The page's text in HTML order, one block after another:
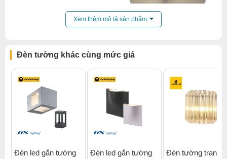
– Định nghĩa: IP là tiêu chuẩn công bố bởi IETC
(International Electro Technical Commision – Ủy ban Kỹ
thuật điện tử Quốc tế). IP là viết tắt cho Ingress
Protection.
+ IP6x – Chống bụi. Chống lại hoàn toàn sự xâm nhập
của bụi.
+ Ipx5 – Với mức chỉ số chống nước 5, nước được phun
từ vòi (6,3mm) vào vỏ từ bất cứ hướng nào sẽ không có
>> Tiêu chuẩn IP65 là tiêu chuẩn bắt buộc cho các đèn
Xem thêm mô tả sản phẩm
Đèn tường khác cùng mức giá
Đèn led gắn tường
Đèn led gắn tường
Đèn tường trang